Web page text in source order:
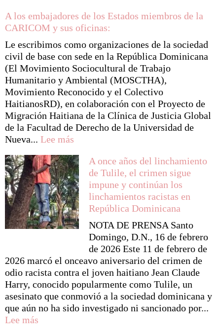
instan
a
CARICOM
a
examinar
violaciones
de
derechos
humanos
en
antes
de
considerar
su
membresía
A los embajadores de los Estados miembros de la
CARICOM y sus oficinas:
Le escribimos como organizaciones de la sociedad
civil de base con sede en la República Dominicana
(El Movimiento Sociocultural de Trabajo
Humanitario y Ambiental (MOSCTHA),
Movimiento Reconocido y el Colectivo
HaitianosRD), en colaboración con el Proyecto de
Migración Haitiana de la Clínica de Justicia Global
de la Facultad de Derecho de la Universidad de
Nueva... Lee más
los
embajadores
de
los
Estados
miembros
CARICOM
y
sus
oficinas:
A once años del linchamiento
de Tulile, el crimen sigue
impune y continúan los
linchamientos racistas en
República Dominicana
NOTA DE PRENSA Santo
Domingo, D.N., 16 de febrero
de 2026 Este 11 de febrero de
2026 marcó el onceavo aniversario del crimen de
odio racista contra el joven haitiano Jean Claude
Harry, conocido popularmente como Tulile, un
asesinato que conmovió a la sociedad dominicana y
que aún no ha sido investigado ni sancionado por...
Lee más